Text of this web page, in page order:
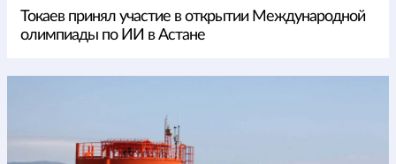
Токаев принял участие в открытии Международной
олимпиады по ИИ в Астане